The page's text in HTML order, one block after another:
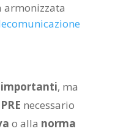
importanti, ma
necessario
o alla norma